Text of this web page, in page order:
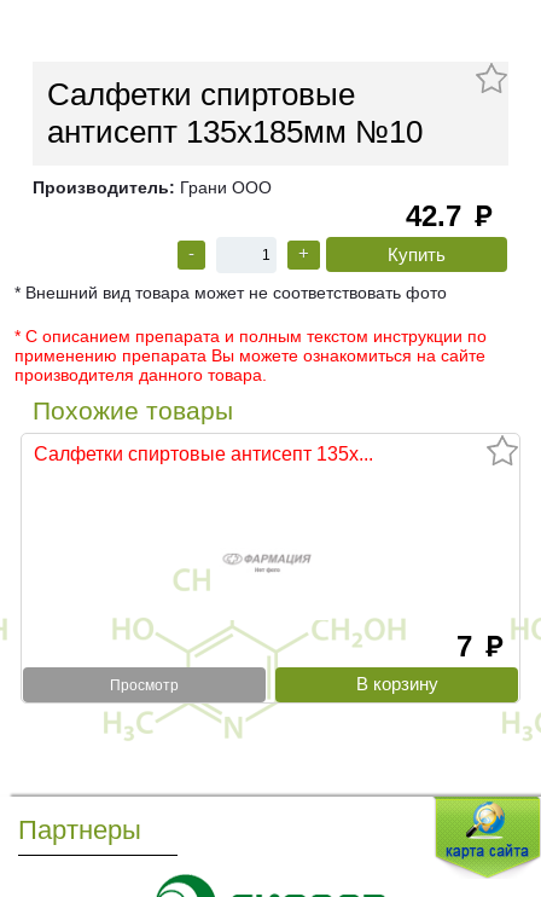
Салфетки спиртовые
антисепт 135х185мм №10
Производитель: Грани ООО
42.7 руб
- +
* Внешний вид товара может не соответствовать фото
* С описанием препарата и полным текстом инструкции по
применению препарата Вы можете ознакомиться на сайте
производителя данного товара.
Похожие товары
Салфетки спиртовые антисепт 135х...
7 руб
Просмотр
Партнеры